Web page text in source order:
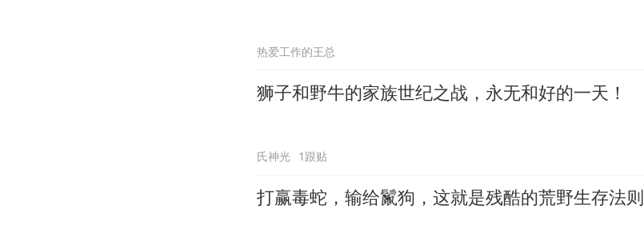
热爱工作的王总
狮子和野牛的家族世纪之战，永无和好的一天！
氏神光 1跟贴
打赢毒蛇，输给鬣狗，这就是残酷的荒野生存法则